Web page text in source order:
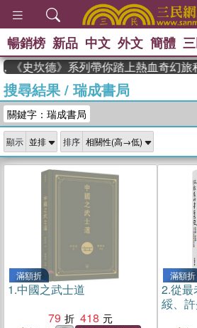
、 The
獎 臺灣漫遊
登輝時代
偉大的迷走
暢銷榜 新品 中文 外文 簡體
德》系列帶你踏上熱血奇幻旅程
搜尋結果/ 瑞成書局
關鍵字：瑞成書局
顯示 排序
滿額折
1.中國之武士道
79
418
滿額折
2.從最
綏、